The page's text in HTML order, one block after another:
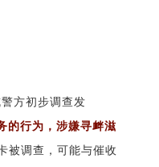
方初步调查发
的行为，涉嫌寻衅滋
被调查，可能与催收